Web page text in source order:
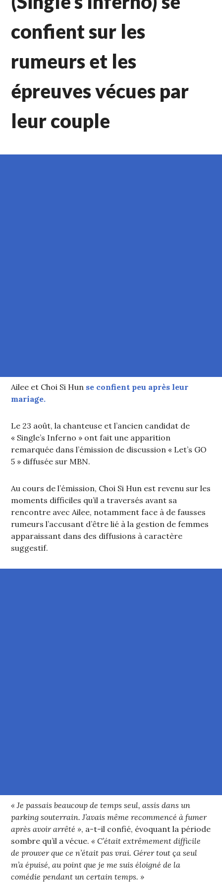
confient sur les
rumeurs et les
épreuves vécues par
leur couple
Ailee et Choi Si Hun se confient peu après leur
mariage.
Le 23 août, la chanteuse et l’ancien candidat de
« Single’s Inferno » ont fait une apparition
remarquée dans l’émission de discussion « Let’s GO
5 » diffusée sur MBN.
Au cours de l’émission, Choi Si Hun est revenu sur les
moments difficiles qu’il a traversés avant sa
rencontre avec Ailee, notamment face à de fausses
rumeurs l’accusant d’être lié à la gestion de femmes
apparaissant dans des diffusions à caractère
suggestif.
« Je passais beaucoup de temps seul, assis dans un
parking souterrain. J’avais même recommencé à fumer
après avoir arrêté », a-t-il confié, évoquant la période
sombre qu’il a vécue.« C’était extrêmement difficile
de prouver que ce n’était pas vrai. Gérer tout ça seul
m’a épuisé, au point que je me suis éloigné de la
comédie pendant un certain temps. »